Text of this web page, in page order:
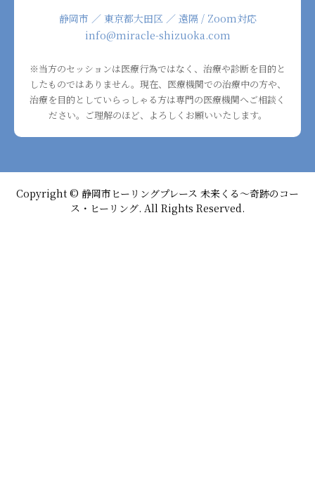
静岡市 ／ 東京都大田区 ／ 遠隔 / Zoom対応
info@miracle-shizuoka.com
※当方のセッションは医療行為ではなく、治療や診断を目的と
したものではありません。現在、医療機関での治療中の方や、
治療を目的としていらっしゃる方は専門の医療機関へご相談く
ださい。ご理解のほど、よろしくお願いいたします。
Copyright © 静岡市ヒーリングプレース 未来くる〜奇跡のコー
ス・ヒーリング. All Rights Reserved.